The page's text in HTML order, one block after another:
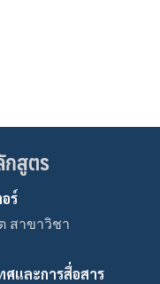
กสูตร
ร์
สาขาวิชา
และการสื่อสาร